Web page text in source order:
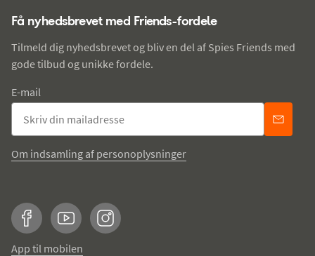
Få nyhedsbrevet med Friends-fordele
Tilmeld dig nyhedsbrevet og bliv en del af Spies Friends med
gode tilbud og unikke fordele.
E-mail
Om indsamling af personoplysninger
FacebookYouTubeInstagram
App til mobilen